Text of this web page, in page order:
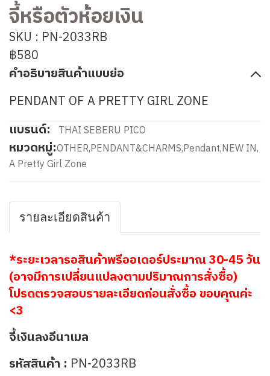
จี้หรือตัวห้อยเงิน
SKU : PN-2033RB
฿580
คำอธิบายสินค้าแบบย่อ
PENDANT OF A PRETTY GIRL ZONE
แบรนด์: THAI SEBERU PICO
หมวดหมู่:OTHER,PENDANT&CHARMS,Pendant,NEW IN,
A Pretty Girl Zone
รายละเอียดสินค้า
*ระยะเวลารอสินค้าพรีออเดอร์ประมาณ 30-45 วัน
(อาจมีการเปลี่ยนแปลงตามปริมาณการสั่งซื้อ)
โปรดตรวจสอบรายละเอียดก่อนสั่งซื้อ ขอบคุณค่ะ
<3
จี้เงินลงอีนาเมล
รหัสสินค้า : PN-2033RB